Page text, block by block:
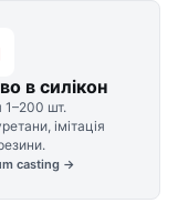
в силікон
1–200 шт.
імітація
casting →